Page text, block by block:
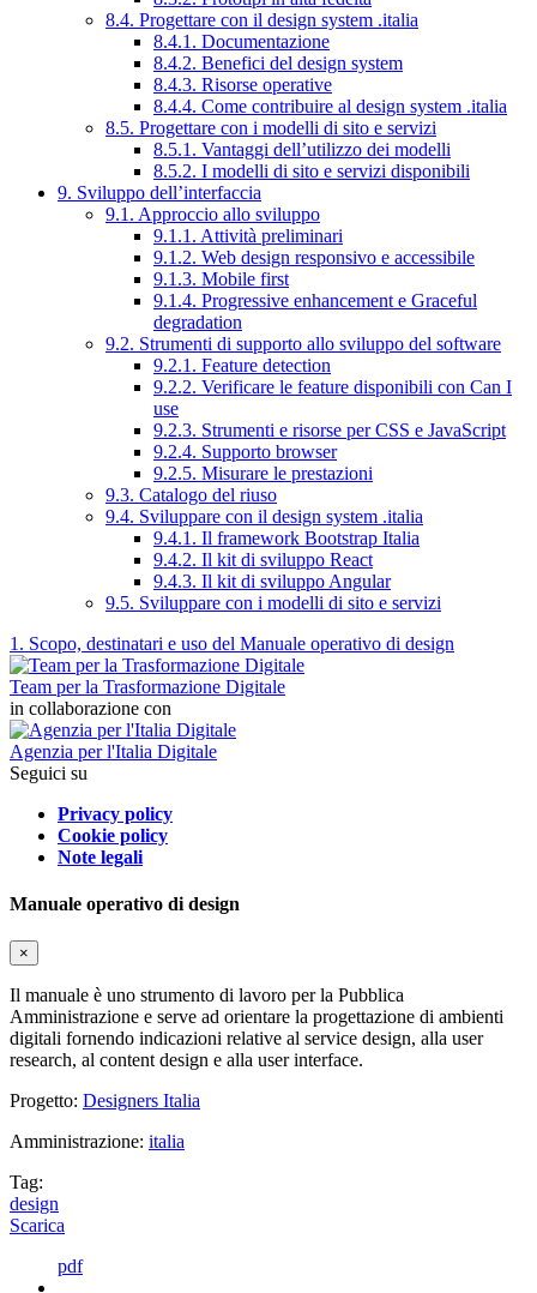
8.4. Progettare con il design system .italia
8.4.1. Documentazione
8.4.2. Benefici del design system
8.4.3. Risorse operative
8.4.4. Come contribuire al design system .italia
8.5. Progettare con i modelli di sito e servizi
8.5.1. Vantaggi dell’utilizzo dei modelli
8.5.2. I modelli di sito e servizi disponibili
9. Sviluppo dell’interfaccia
9.1. Approccio allo sviluppo
9.1.1. Attività preliminari
9.1.2. Web design responsivo e accessibile
9.1.3. Mobile first
9.1.4. Progressive enhancement e Graceful
degradation
9.2. Strumenti di supporto allo sviluppo del software
9.2.1. Feature detection
9.2.2. Verificare le feature disponibili con Can I
use
9.2.3. Strumenti e risorse per CSS e JavaScript
9.2.4. Supporto browser
9.2.5. Misurare le prestazioni
9.3. Catalogo del riuso
9.4. Sviluppare con il design system .italia
9.4.1. Il framework Bootstrap Italia
9.4.2. Il kit di sviluppo React
9.4.3. Il kit di sviluppo Angular
9.5. Sviluppare con i modelli di sito e servizi
1. Scopo, destinatari e uso del Manuale operativo di design
Team per la Trasformazione Digitale
in collaborazione con
Agenzia per l'Italia Digitale
Seguici su
Privacy policy
Cookie policy
Note legali
Manuale operativo di design
×
Il manuale è uno strumento di lavoro per la Pubblica
Amministrazione e serve ad orientare la progettazione di ambienti
digitali fornendo indicazioni relative al service design, alla user
research, al content design e alla user interface.
Progetto: Designers Italia
Amministrazione: italia
Tag:
design
Scarica
pdf